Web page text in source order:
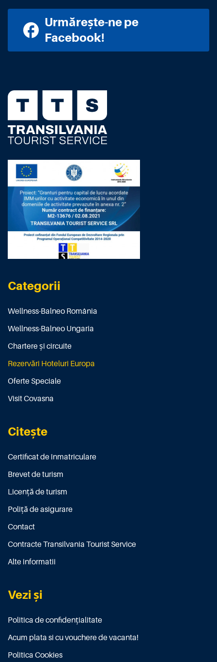
Urmărește-ne pe
Facebook!
Categorii
Wellness-Balneo România
Wellness-Balneo Ungaria
Chartere și circuite
Rezervări Hoteluri Europa
Oferte Speciale
Visit Covasna
Citește
Certificat de înmatriculare
Brevet de turism
Licenţă de turism
Poliţă de asigurare
Contact
Contracte Transilvania Tourist Service
Alte informatii
Vezi și
Politica de confidențialitate
Acum plata si cu vouchere de vacanta!
Politica Cookies